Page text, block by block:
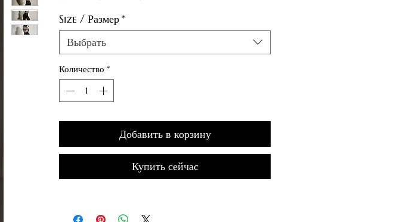
Size / Размер*
Выбрать
Количество *
Добавить в корзину
Купить сейчас